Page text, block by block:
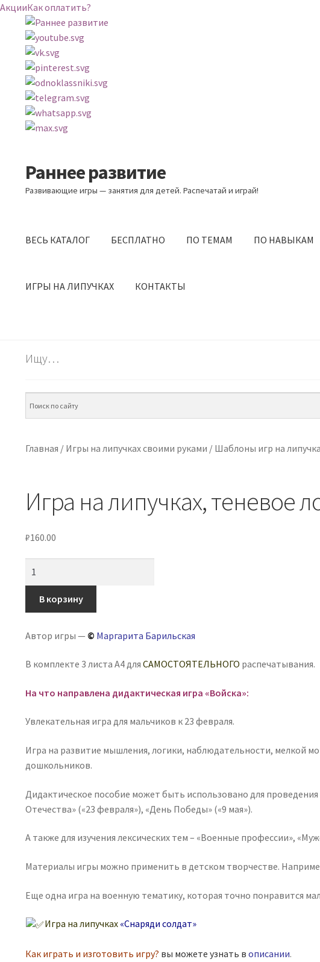
АкцииКак оплатить?
Перейти
к
навигации
Перейти
к
содержимому
Раннее развитие
Развивающие игры — занятия для детей. Распечатай и играй!
ВЕСЬ КАТАЛОГ БЕСПЛАТНО ПО ТЕМАМ ПО НАВЫКАМ
ИГРЫ НА ЛИПУЧКАХ КОНТАКТЫ
Ищу…
Главная / Игры на липучках своими руками / Шаблоны игр на
Игра на липучках, теневое
₽160.00
Игра
на
теневое
«Войска»
В корзину
Автор игры — © Маргарита Барильская
В комплекте 3 листа А4 для САМОСТОЯТЕЛЬНОГО распечатывания.
На что направлена дидактическая игра «Войска»:
Увлекательная игра для мальчиков к 23 февраля.
Игра на развитие мышления, логики, наблюдательности, мелкой
дошкольников.
Дидактическое пособие может быть использовано для
Отечества» («23 февраля»), «День Победы» («9 мая»).
А также для изучения лексических тем – «Военные профессии»,
Материалы игры можно применить в детском творчестве.
Еще одна игра на военную тематику, которая точно понравится
Игра на липучках «Снаряди солдат»
Как играть и изготовить игру? вы можете узнать в описании.